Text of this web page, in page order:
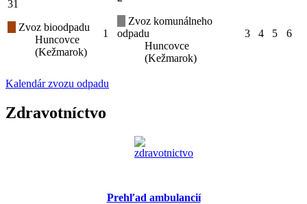
31
Zvoz bioodpadu
Huncovce
(Kežmarok)
1
Zvoz komunálneho
odpadu
Huncovce
(Kežmarok)
3 4 5 6
Kalendár zvozu odpadu
Zdravotníctvo
Prehľad ambulancií